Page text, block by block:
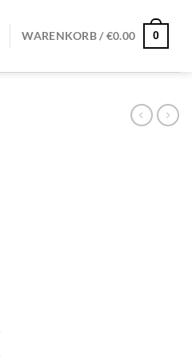
WARENKORB /€0.00 0